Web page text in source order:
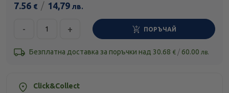
7.56 € / 14,79 лв.
- + ПОРЪЧАЙ
Безплатна доставка за поръчки над 30.68 € / 60.00 лв.
Click&Collect